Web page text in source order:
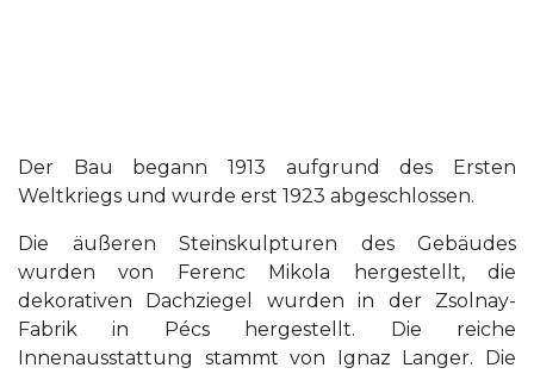
Der Bau begann 1913 aufgrund des Ersten
Weltkriegs und wurde erst 1923 abgeschlossen.
Die äußeren Steinskulpturen des Gebäudes
wurden von Ferenc Mikola hergestellt, die
dekorativen Dachziegel wurden in der Zsolnay-
Fabrik in Pécs hergestellt. Die reiche
Innenausstattung stammt von Ignaz Langer. Die